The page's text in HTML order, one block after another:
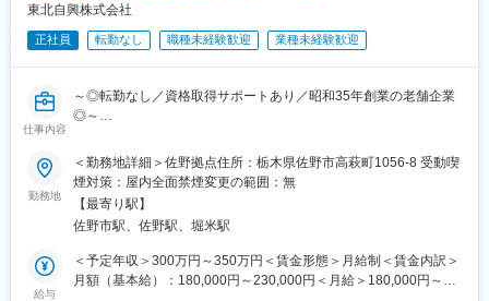
東北自興株式会社
正社員 転勤なし 職種未経験歓迎 業種未経験歓迎
仕事内容
～◎転勤なし／資格取得サポートあり／昭和35年創業の老舗企業
◎～
産業向け資材販売を手掛ける当社において【営業担当】としてご
活躍頂きます！
この度受注拡大に伴う組織体制の強化として新たにメンバーを募
集する事となりました。営業未経験の方でも大歓迎！先輩社員の
OJT指導で徐々に業務を覚えて頂く予定ですので安心してご応募
ください。
■業務の特徴：
勤務地
＜勤務地詳細＞佐野拠点住所：栃木県佐野市高萩町1056-8 受動喫
煙対策：屋内全面禁煙変更の範囲：無
【最寄り駅】
佐野市駅、佐野駅、堀米駅
給与
＜予定年収＞300万円～350万円＜賃金形態＞月給制＜賃金内訳＞
月額（基本給）：180,000円～230,000円＜月給＞180,000円～